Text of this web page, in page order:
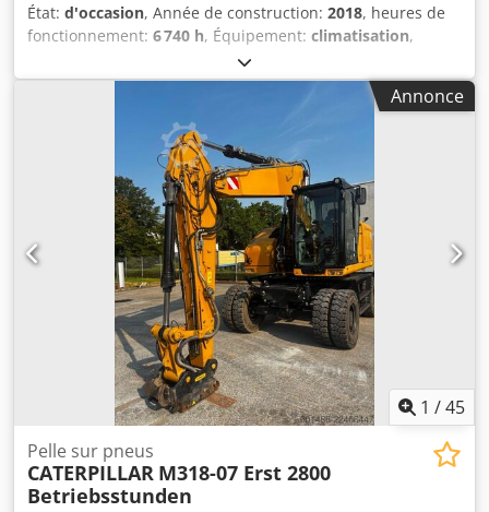
État: d'occasion, Année de construction: 2018, heures de
fonctionnement: 6 740 h, Équipement: climatisation,
Commande: Roue Poids à vide: 20.000 kg Dimensions
(LxlxH): 892 x 255 x 332 cm Chedszku U Uopfx Aiija
Annonce
1 /45
Pelle sur pneus
CATERPILLAR M318-07 Erst 2800
Betriebsstunden